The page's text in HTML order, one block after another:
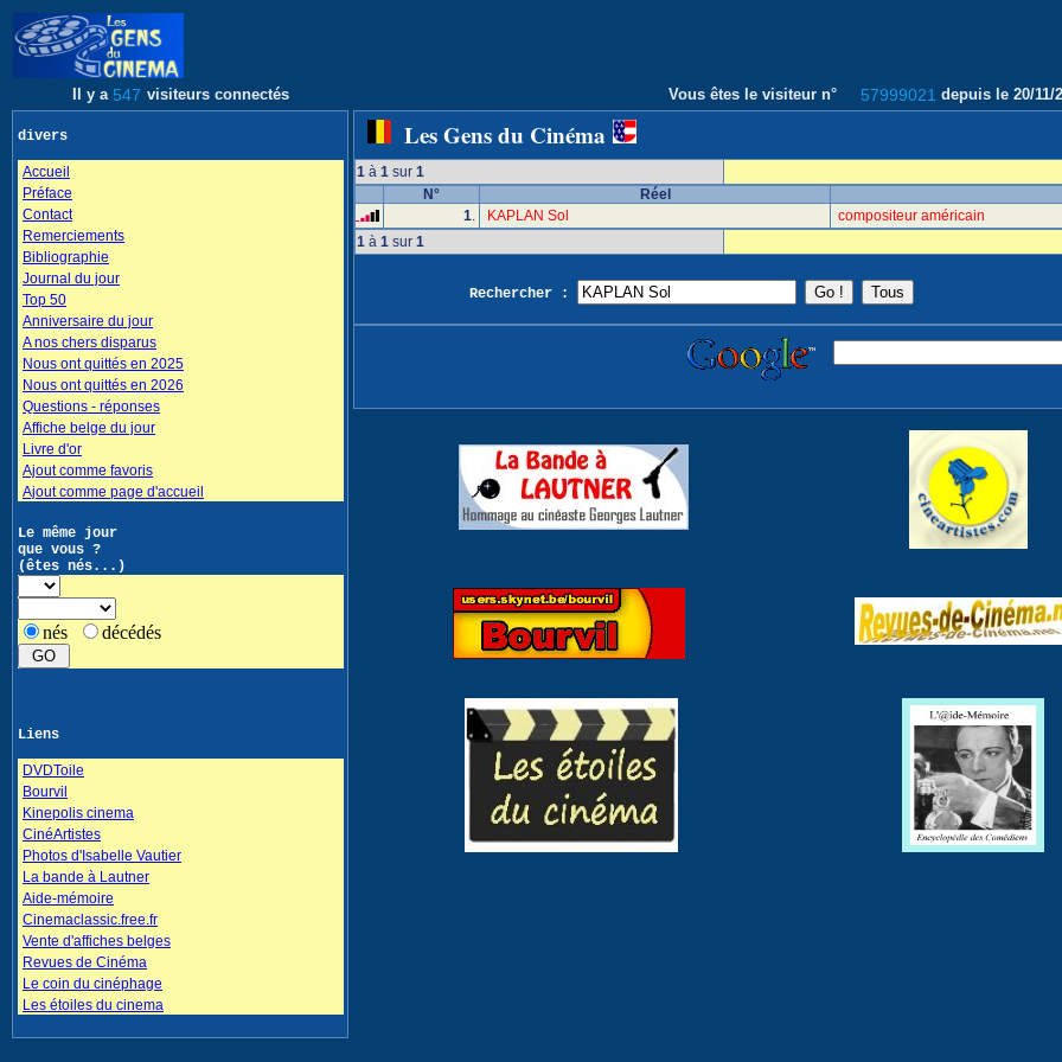
Il y a 547 visiteurs connectés Vous êtes le visiteur n° 57999021 depuis le 20/11/
divers
Accueil
Préface
Contact
Remerciements
Bibliographie
Journal du jour
Top 50
Anniversaire du jour
A nos chers disparus
Nous ont quittés en 2025
Nous ont quittés en 2026
Questions - réponses
Affiche belge du jour
Livre d'or
Ajout comme favoris
Ajout comme page d'accueil
Le même jour
que vous ?
(êtes nés...)
nés décédés
Liens
DVDToile
Bourvil
Kinepolis cinema
CinéArtistes
Photos d'Isabelle Vautier
La bande à Lautner
Aide-mémoire
Cinemaclassic.free.fr
Vente d'affiches belges
Revues de Cinéma
Le coin du cinéphage
Les étoiles du cinema
Les Gens du Cinéma
1 à 1 sur 1
N°
Réel
1. KAPLAN Sol
compositeur américain
1 à 1 sur 1
Rechercher :